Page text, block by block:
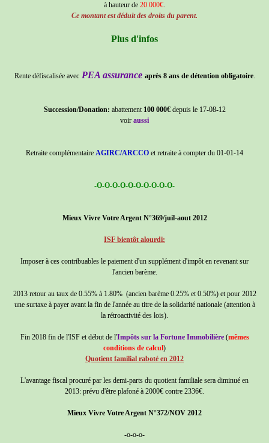
à hauteur de 20 000€.
Ce montant est déduit des droits du parent.
Plus d'infos
Rente défiscalisée avec PEA assurance après 8 ans de détention obligatoire.
Succession/Donation: abattement 100 000€depuis le 17-08-12
voir aussi
Retraite complémentaire AGIRC/ARCCO et retraite à compter du 01-01-14
-O-O-O-O-O-O-O-O-O-O-
Mieux Vivre Votre Argent N°369/juil-aout 2012
ISF bientôt alourdi:
Imposer à ces contribuables le paiement d'un supplément d'impôt en revenant sur
l'ancien barème.
2013 retour au taux de 0.55% à 1.80% (ancien barème 0.25% et 0.50%) et pour 2012
une surtaxe à payer avant la fin de l'année au titre de la solidarité nationale (attention à
la rétroactivité des lois).
Fin 2018 fin de l'ISF et début de l'Impôts sur la Fortune Immobilière(mêmes
conditions de calcul)
Quotient familial raboté en 2012
L'avantage fiscal procuré par les demi-parts du quotient familiale sera diminué en
2013: prévu d'être plafoné à 2000€ contre 2336€.
Mieux Vivre Votre Argent N°372/NOV 2012
-o-o-o-